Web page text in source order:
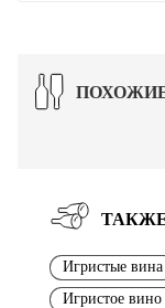
Игристые вина
Игристое